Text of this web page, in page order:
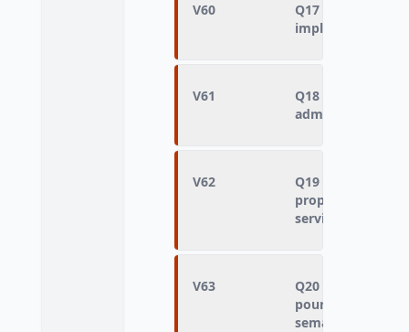
V60
Q17 - Nombre
impliqués dans
V61
Q18 - Nombre de
administratifs
V62
Q19 -
proposer un pot-
services
V63
Q20 - Nombre
pour bavarder
semaine